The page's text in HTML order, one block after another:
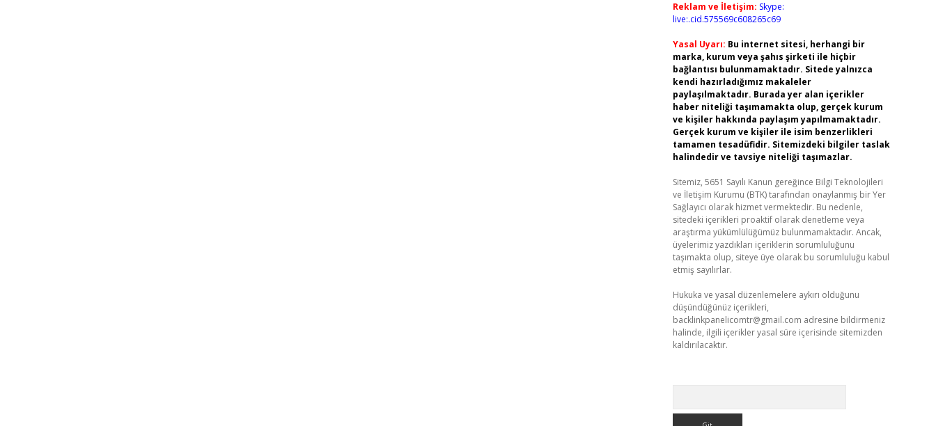
Reklam ve İletişim: Skype:
live:.cid.575569c608265c69
Yasal Uyarı: Bu internet sitesi, herhangi bir
marka, kurum veya şahıs şirketi ile hiçbir
bağlantısı bulunmamaktadır. Sitede yalnızca
kendi hazırladığımız makaleler
paylaşılmaktadır. Burada yer alan içerikler
haber niteliği taşımamakta olup, gerçek kurum
ve kişiler hakkında paylaşım yapılmamaktadır.
Gerçek kurum ve kişiler ile isim benzerlikleri
tamamen tesadüfidir. Sitemizdeki bilgiler taslak
halindedir ve tavsiye niteliği taşımazlar.
Sitemiz, 5651 Sayılı Kanun gereğince Bilgi Teknolojileri
ve İletişim Kurumu (BTK) tarafından onaylanmış bir Yer
Sağlayıcı olarak hizmet vermektedir. Bu nedenle,
sitedeki içerikleri proaktif olarak denetleme veya
araştırma yükümlülüğümüz bulunmamaktadır. Ancak,
üyelerimiz yazdıkları içeriklerin sorumluluğunu
taşımakta olup, siteye üye olarak bu sorumluluğu kabul
etmiş sayılırlar.
Hukuka ve yasal düzenlemelere aykırı olduğunu
düşündüğünüz içerikleri,
backlinkpanelicomtr@gmail.com adresine bildirmeniz
halinde, ilgili içerikler yasal süre içerisinde sitemizden
kaldırılacaktır.